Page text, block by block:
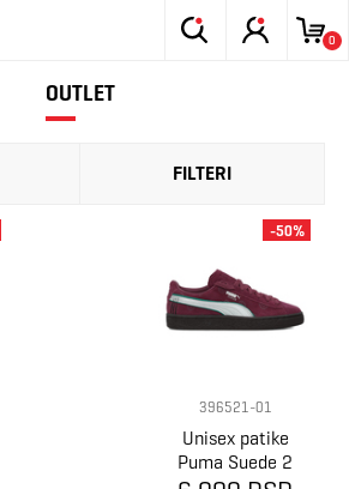
0
OUTLET
FILTERI
396521-01
Unisex patike
Puma Suede 2
-50%